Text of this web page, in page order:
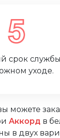
срок
уходе.
можете
Аккорд в
в двух